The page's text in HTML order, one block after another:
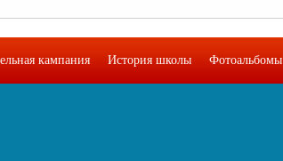
кампания История школы Фотоальбомы